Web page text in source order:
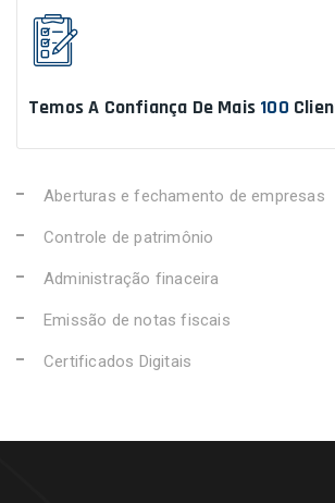
Temos A Confiança De Mais 100
Aberturas e fechamento de empresas
Controle de patrimônio
Administração finaceira
Emissão de notas fiscais
Certificados Digitais